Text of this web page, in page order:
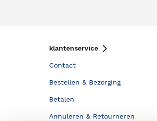
klantenservice
Contact
Bestellen & Bezorging
Betalen
Annuleren & Retourneren